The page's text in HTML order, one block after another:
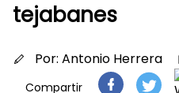
tejabanes
Por: Antonio Herrera
Compartir